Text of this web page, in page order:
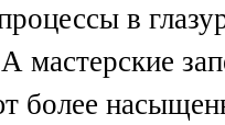
в
мастерские
более